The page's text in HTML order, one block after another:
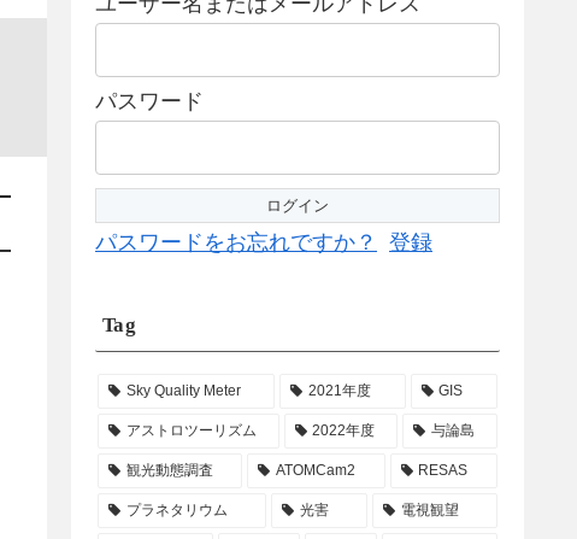
パスワード
パスワードをお忘れですか？ 登録
Tag
Sky Quality Meter 2021年度 GIS
アストロツーリズム 2022年度 与論島
観光動態調査 ATOMCam2 RESAS
プラネタリウム 光害 電視観望